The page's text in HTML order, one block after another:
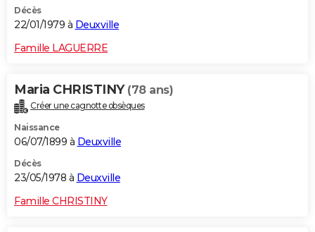
Décès
22/01/1979 à Deuxville
Famille LAGUERRE
Maria CHRISTINY (78 ans)
Créer une cagnotte obsèques
Naissance
06/07/1899 à Deuxville
Décès
23/05/1978 à Deuxville
Famille CHRISTINY